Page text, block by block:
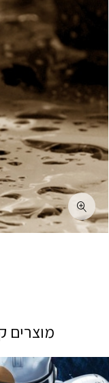
מוצרים
Add